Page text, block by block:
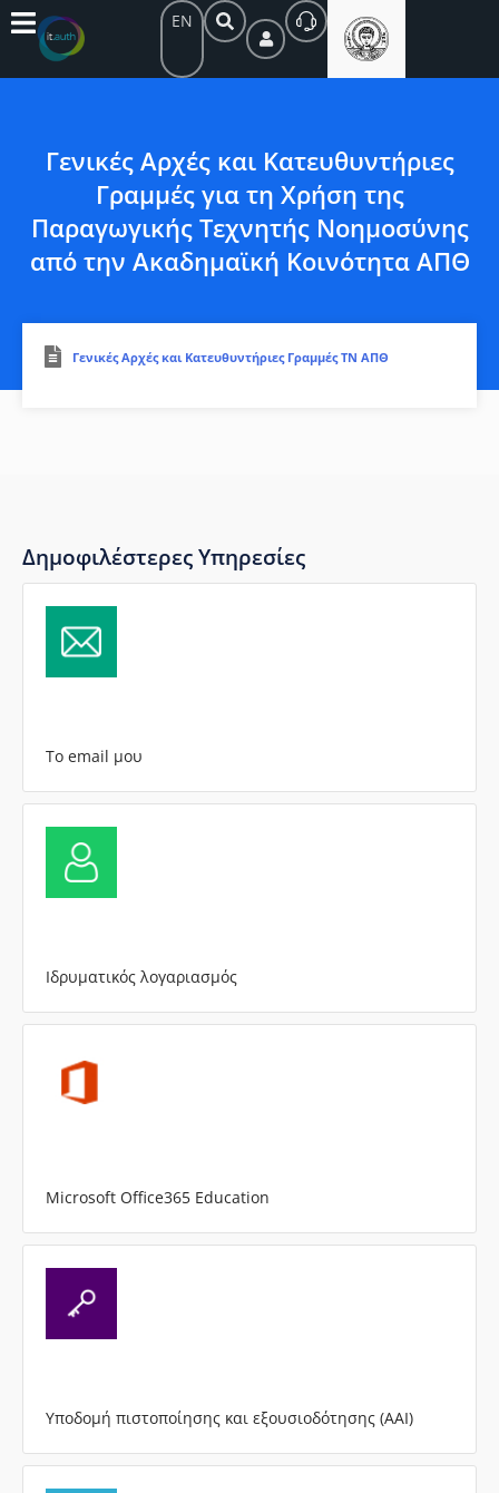
EN
Γενικές Αρχές και Κατευθυντήριες
Γραμμές για τη Χρήση της
Παραγωγικής Τεχνητής Νοημοσύνης
από την Ακαδημαϊκή Κοινότητα ΑΠΘ
Γενικές Αρχές και Κατευθυντήριες Γραμμές ΤΝ ΑΠΘ
Δημοφιλέστερες Υπηρεσίες
Το email μου
Ιδρυματικός λογαριασμός
Microsoft Office365 Education
Υποδομή πιστοποίησης και εξουσιοδότησης (AAI)